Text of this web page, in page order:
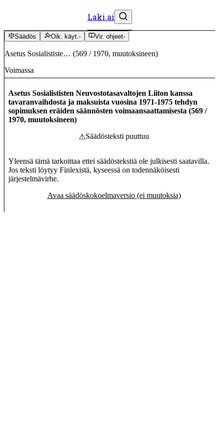
Laki.ai
Säädös Oik. käyt.- Vir. ohjeet-
Asetus Sosialististe… (569 / 1970, muutoksineen)
Voimassa
Asetus Sosialististen Neuvostotasavaltojen Liiton kanssa
tavaranvaihdosta ja maksuista vuosina 1971-1975 tehdyn
sopimuksen eräiden säännösten voimaansaattamisesta (569 /
1970, muutoksineen)
⚠Säädösteksti puuttuu
Yleensä tämä tarkoittaa ettei säädöstekstiä ole julkisesti saatavilla.
Jos teksti löytyy Finlexistä, kyseessä on todennäköisesti
järjestelmävirhe.
Avaa säädöskokoelmaversio (ei muutoksia)